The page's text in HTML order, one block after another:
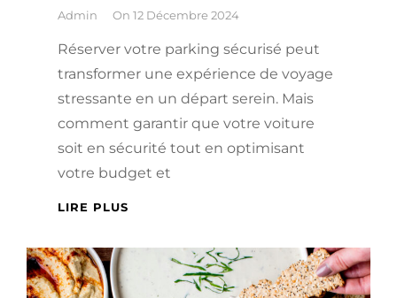
By
Admin On 12 Décembre 2024
Réserver votre parking sécurisé peut
transformer une expérience de voyage
stressante en un départ serein. Mais
comment garantir que votre voiture
soit en sécurité tout en optimisant
votre budget et
LIRE PLUS
SÉCURISÉ